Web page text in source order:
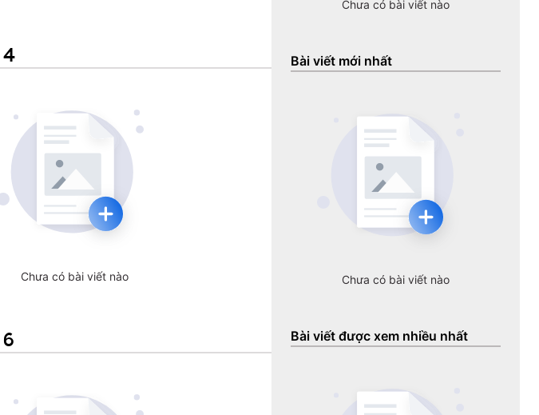
Chưa có bài viết nào
Chưa có bài viết nào
Bài viết mới nhất
Chưa có bài viết nào
Bài viết được xem nhiều nhất